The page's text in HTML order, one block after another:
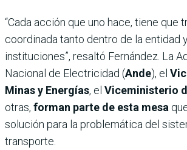
“Cada acción que uno hace, tiene que
coordinada tanto dentro de la entidad
instituciones”, resaltó Fernández. La
Nacional de Electricidad (Ande), el
Minas y Energías, el Viceministerio
otras, forman parte de esta mesa
solución para la problemática del
transporte.